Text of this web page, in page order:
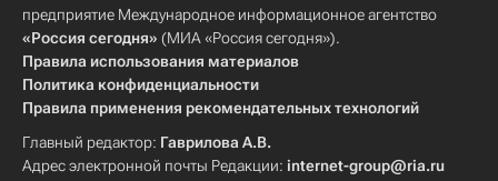
предприятие Международное информационное агентство
«Россия сегодня» (МИА «Россия сегодня»).
Правила использования материалов
Политика конфиденциальности
Правила применения рекомендательных технологий
Главный редактор: Гаврилова А.В.
Адрес электронной почты Редакции: internet-group@ria.ru